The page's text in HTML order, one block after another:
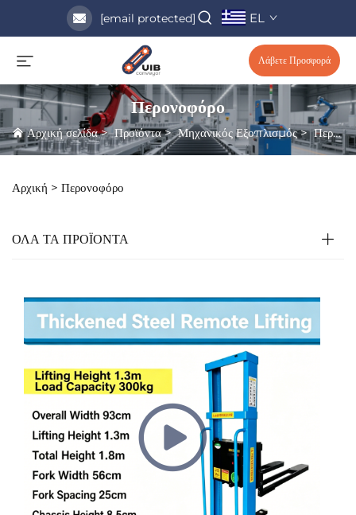
[email protected] EL
Λάβετε Προσφορά
Περονοφόρο
Αρχική σελίδα>Προϊόντα>Μηχανικός Εξοπλισμός>Περονοφόρο
Αρχική > Περονοφόρο
ΟΛΑ ΤΑ ΠΡΟΪΟΝΤΑ